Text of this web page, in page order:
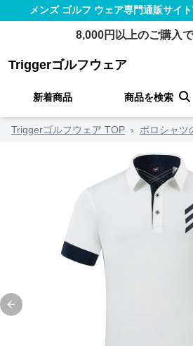
メンズ ゴルフ ウェア専門通販サイト
8,000円以上のご購入
Triggerゴルフウェア
新着商品 商品を検索
Triggerゴルフウェア TOP › ポロシャツ
Previous slide